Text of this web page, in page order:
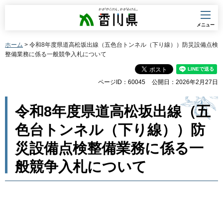
香川県
メニュー
ホーム > 令和8年度県道高松坂出線（五色台トンネル（下り線））防災設備点検
整備業務に係る一般競争入札について
ページID：60045 公開日：2026年2月27日
令和8年度県道高松坂出線（五
色台トンネル（下り線））防
災設備点検整備業務に係る一
般競争入札について